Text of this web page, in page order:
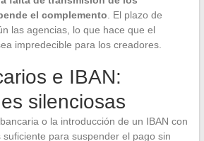
el complemento. El plazo de
las agencias, lo que hace que el
impredecible para los creadores.
e IBAN:
silenciosas
o la introducción de un IBAN con
para suspender el pago sin